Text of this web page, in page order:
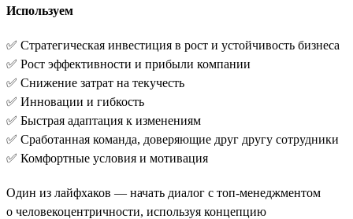
Используем
✅ Стратегическая инвестиция в рост и устойчивость бизнеса
✅ Рост эффективности и прибыли компании
✅ Снижение затрат на текучесть
✅ Инновации и гибкость
✅ Быстрая адаптация к изменениям
✅ Сработанная команда, доверяющие друг другу сотрудники
✅ Комфортные условия и мотивация
Один из лайфхаков — начать диалог с топ-менеджментом
о человекоцентричности, используя концепцию